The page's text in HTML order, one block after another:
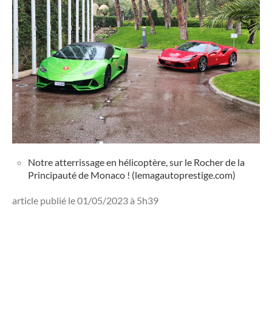
Notre atterrissage en hélicoptère, sur le Rocher de la
Principauté de Monaco ! (lemagautoprestige.com)
article publié le 01/05/2023 à 5h39